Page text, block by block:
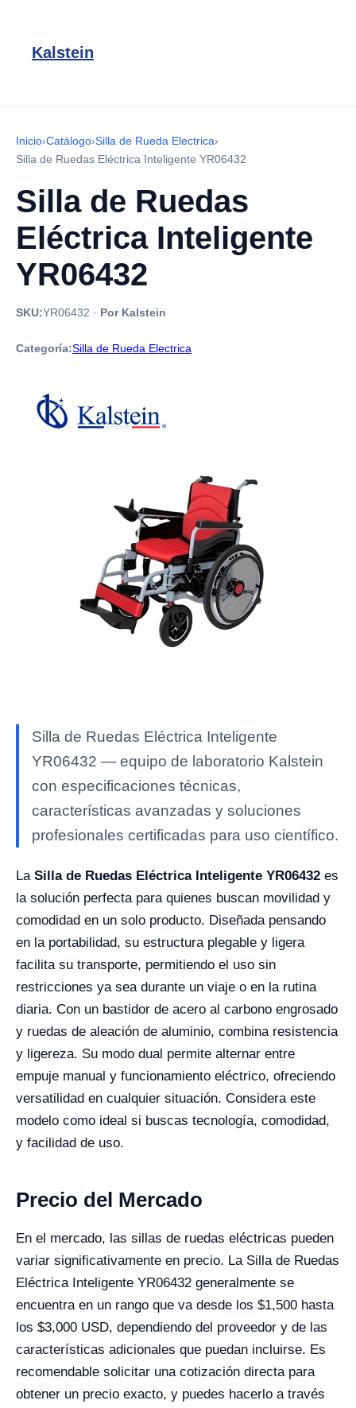
Kalstein
Inicio›Catálogo›Silla de Rueda Electrica›
Silla de Ruedas Eléctrica Inteligente YR06432
Silla de Ruedas
Eléctrica Inteligente
YR06432
SKU:YR06432 · Por Kalstein
Categoría:Silla de Rueda Electrica
Silla de Ruedas Eléctrica Inteligente
YR06432 — equipo de laboratorio Kalstein
con especificaciones técnicas,
características avanzadas y soluciones
profesionales certificadas para uso científico.
La Silla de Ruedas Eléctrica Inteligente YR06432 es
la solución perfecta para quienes buscan movilidad y
comodidad en un solo producto. Diseñada pensando
en la portabilidad, su estructura plegable y ligera
facilita su transporte, permitiendo el uso sin
restricciones ya sea durante un viaje o en la rutina
diaria. Con un bastidor de acero al carbono engrosado
y ruedas de aleación de aluminio, combina resistencia
y ligereza. Su modo dual permite alternar entre
empuje manual y funcionamiento eléctrico, ofreciendo
versatilidad en cualquier situación. Considera este
modelo como ideal si buscas tecnología, comodidad,
y facilidad de uso.
Precio del Mercado
En el mercado, las sillas de ruedas eléctricas pueden
variar significativamente en precio. La Silla de Ruedas
Eléctrica Inteligente YR06432 generalmente se
encuentra en un rango que va desde los $1,500 hasta
los $3,000 USD, dependiendo del proveedor y de las
características adicionales que puedan incluirse. Es
recomendable solicitar una cotización directa para
obtener un precio exacto, y puedes hacerlo a través